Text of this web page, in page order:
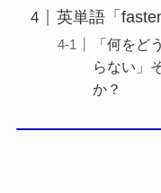
英単語「
「何をど
らない」
か？